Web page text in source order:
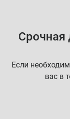
Срочная
Если
вас в